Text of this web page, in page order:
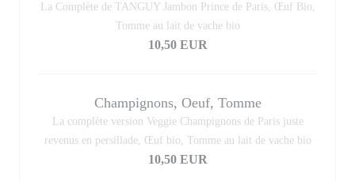
La Complète de TANGUY Jambon Prince de Paris, Œuf Bio,
Tomme au lait de vache bio
10,50 EUR
Champignons, Oeuf, Tomme
La complète version Veggie Champignons de Paris juste
revenus en persillade, Œuf bio, Tomme au lait de vache bio
10,50 EUR